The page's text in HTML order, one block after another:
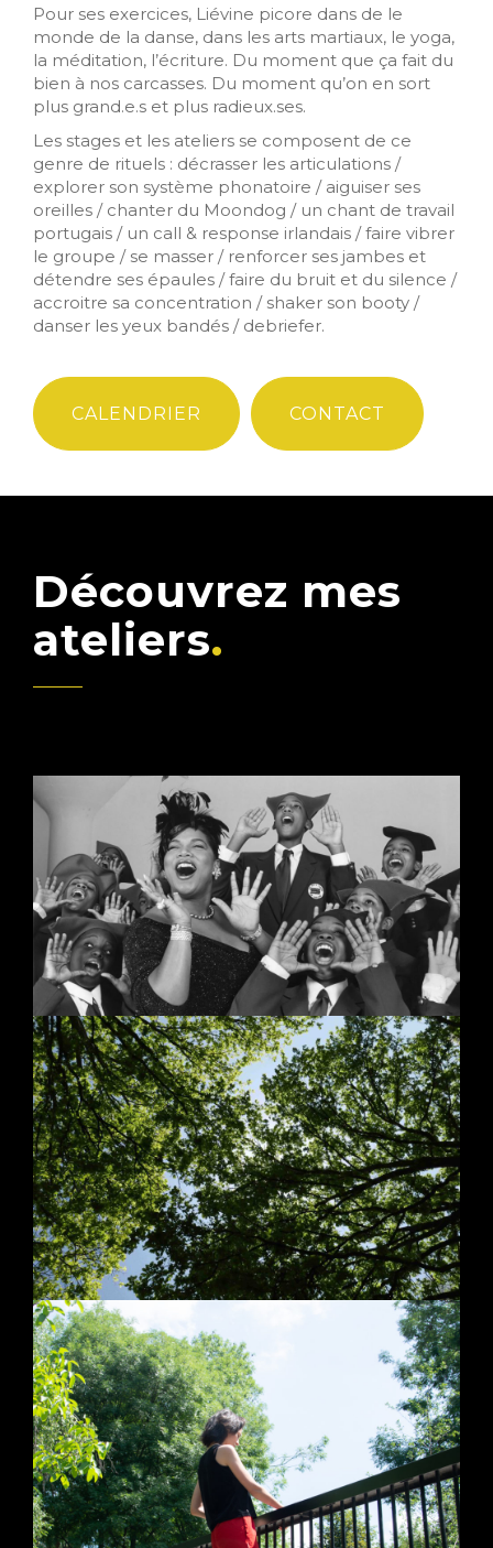
Pour ses exercices, Liévine picore dans de le
monde de la danse, dans les arts martiaux, le yoga,
la méditation, l’écriture. Du moment que ça fait du
bien à nos carcasses. Du moment qu’on en sort
plus grand.e.s et plus radieux.ses.
Les stages et les ateliers se composent de ce
genre de rituels : décrasser les articulations /
explorer son système phonatoire / aiguiser ses
oreilles / chanter du Moondog / un chant de travail
portugais / un call & response irlandais / faire vibrer
le groupe / se masser / renforcer ses jambes et
détendre ses épaules / faire du bruit et du silence /
accroitre sa concentration / shaker son booty /
danser les yeux bandés / debriefer.
CALENDRIER CONTACT
Découvrez mes
ateliers